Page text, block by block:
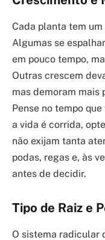
Cada planta tem
Algumas se
em pouco tempo,
Outras crescem
mas demoram mais
Pense no tempo
a vida é corrida,
não exijam tanta
podas, regas e, às
antes de decidir.
Tipo de Raiz e
O sistema radicular